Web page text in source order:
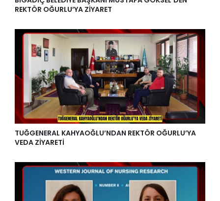
REKTÖR OĞURLU’YA ZİYARET
TUĞGENERAL KAHYAOĞLU’NDAN REKTÖR OĞURLU’YA
VEDA ZİYARETİ